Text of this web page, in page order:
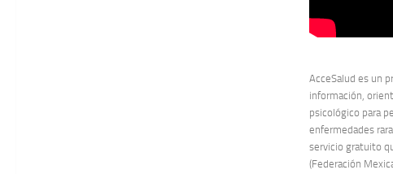
AcceSalud es un
información,
psicológico para
enfermedades
servicio gratuito
(Federación